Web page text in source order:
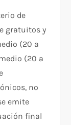
de
gratuitos y
(20 a
(20 a
no
emite
final